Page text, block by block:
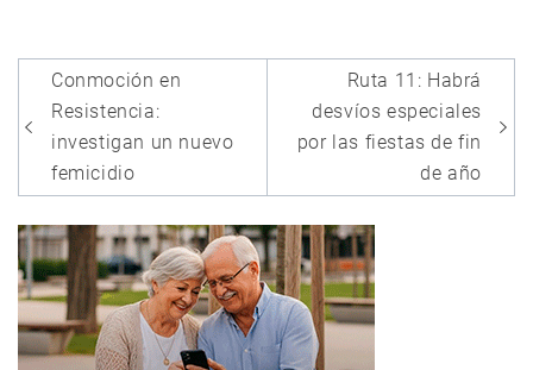
Navegación
de
entradas
Conmoción en
Resistencia:
investigan un nuevo
femicidio
Ruta 11: Habrá
desvíos especiales
por las fiestas de fin
de año